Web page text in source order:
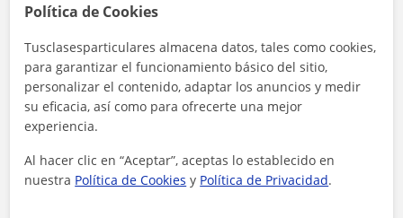
Al hacer clic, aceptas nuestro
Contactar ahora
Política de Cookies
Tusclasesparticulares almacena datos, tales como cookies,
para garantizar el funcionamiento básico del sitio,
personalizar el contenido, adaptar los anuncios y medir
su eficacia, así como para ofrecerte una mejor
experiencia.
Al hacer clic en “Aceptar”, aceptas lo establecido en
nuestra Política de Cookies y Política de Privacidad.